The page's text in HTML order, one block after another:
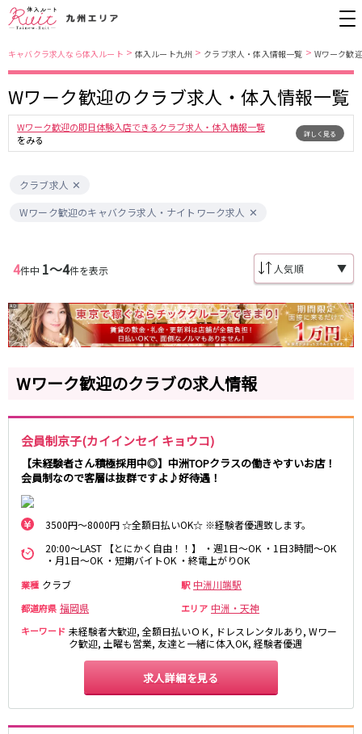
キャバクラ求人なら体入ルート > 体入ルート九州 > クラブ求人・体入情報一覧 > Wワーク歓
Wワーク歓迎のクラブ求人・体入情報一覧
Wワーク歓迎の即日体験入店できるクラブ求人・体入情報一覧
をみる
詳しく見る
クラブ求人
Wワーク歓迎のキャバクラ求人・ナイトワーク求人
4件中 1〜4件を表示 ▼
Wワーク歓迎のクラブの求人情報
会員制京子(カイインセイ キョウコ)
【未経験者さん積極採用中◎】中洲TOPクラスの働きやすいお店！
会員制なので客層は抜群ですよ♪好待遇！
3500円～8000円 ☆全額日払いOK☆ ※経験者優遇致します。
20:00～LAST 【とにかく自由！！】 ・週1日～OK ・1日3時間～OK
・月1日～OK ・短期バイトOK ・終電上がりOK
業種 クラブ 駅 中洲川端駅
都道府県 福岡県 エリア 中洲・天神
キーワード 未経験者大歓迎, 全額日払いＯＫ, ドレスレンタルあり, Wワー
ク歓迎, 土曜も営業, 友達と一緒に体入OK, 経験者優遇
求人詳細を見る
福岡県
選択した内容で設定
福岡市営地下鉄空港線
JR鹿児島本線(下関・門司港～博多)
西鉄天神大牟田線
西鉄福岡（天神）駅
大橋駅
福岡市営地下鉄七隈線
櫛田神社前駅 天神南駅
美栄橋駅
県庁前駅
福岡市営地下鉄箱崎線
中洲川端駅
JR鹿児島本線(博多～八代)
南福岡駅
JR博多南線